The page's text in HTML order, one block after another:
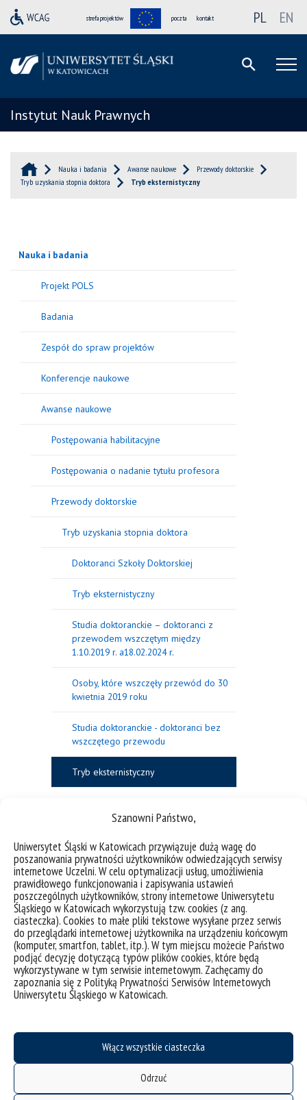
Szanowni Państwo,
Uniwersytet Śląski w Katowicach przywiązuje dużą wagę do
poszanowania prywatności użytkowników odwiedzających serwisy
internetowe Uczelni. W celu optymalizacji usług, umożliwienia
prawidłowego funkcjonowania i zapisywania ustawień
poszczególnych użytkowników, strony internetowe Uniwersytetu
Śląskiego w Katowicach wykorzystują tzw. cookies (z ang.
ciasteczka). Cookies to małe pliki tekstowe wysyłane przez serwis
do przeglądarki internetowej użytkownika na urządzeniu końcowym
(komputer, smartfon, tablet, itp.). W tym miejscu możecie Państwo
podjąć decyzję dotyczącą typów plików cookies, które będą
wykorzystywane w tym serwisie internetowym. Zachęcamy do
zapoznania się z Polityką Prywatności Serwisów Internetowych
Uniwersytetu Śląskiego w Katowicach.
Włącz wszystkie ciasteczka
Odrzuć
strefa projektów poczta kontakt PL EN
Instytut Nauk Prawnych
Nauka i badania Awanse naukowe
Przewody doktorskie
Tryb uzyskania stopnia doktora
Tryb eksternistyczny
Tryb eksternistyczny
Zasady ogólne
Archiwum Prac Dyplomowych
Nauka i badania
Projekt POLS
Badania
Zespół do spraw projektów
Konferencje naukowe
Awanse naukowe
Postępowania habilitacyjne
Postępowania o nadanie tytułu profesora
Przewody doktorskie
Tryb uzyskania stopnia doktora
Doktoranci Szkoły Doktorskiej
Tryb eksternistyczny
Studia doktoranckie – doktoranci z
przewodem wszczętym między
1.10.2019 r. a18.02.2024 r.
Osoby, które wszczęły przewód do 30
kwietnia 2019 roku
Studia doktoranckie - doktoranci bez
wszczętego przewodu
Tryb eksternistyczny